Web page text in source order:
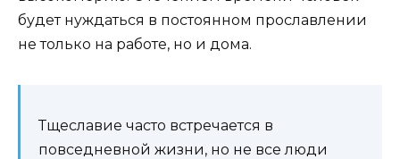
будет нуждаться в постоянном прославлении
не только на работе, но и дома.
Тщеславие часто встречается в
повседневной жизни, но не все люди